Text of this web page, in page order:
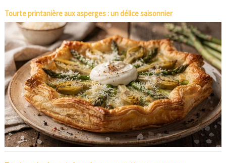
Tourte printanière aux asperges : un délice saisonnier